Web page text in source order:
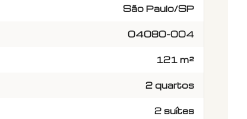
São Paulo/SP
04080-004
121 m²
2 quartos
2 suítes